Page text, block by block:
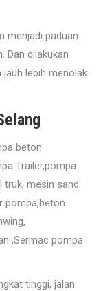
menjadi paduan
Dan dilakukan
lebih menolak
beton
Trailer,pompa
mesin sand
pompa,beton
,Sermac pompa
tinggi, jalan